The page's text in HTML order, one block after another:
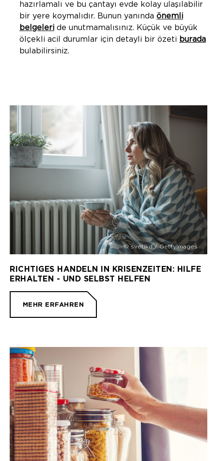
hazırlamalı ve bu çantayı evde kolay ulaşılabilir
bir yere koymalıdır. Bunun yanında önemli
belgeleri de unutmamalısınız. Küçük ve büyük
ölçekli acil durumlar için detayli bir özeti burada
bulabilirsiniz.
© svetikd / GettyImages
RICHTIGES HANDELN IN KRISENZEITEN: HILFE
ERHALTEN - UND SELBST HELFEN
MEHR ERFAHREN